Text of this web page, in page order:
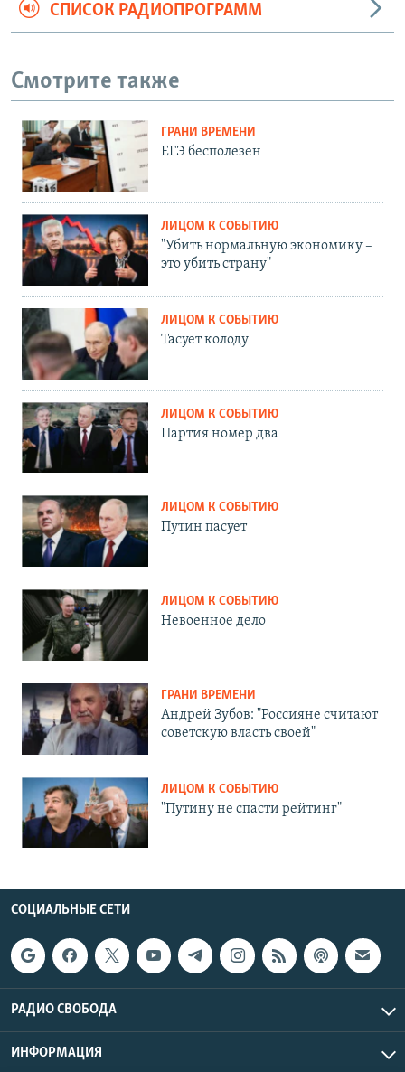
СПИСОК РАДИОПРОГРАММ
Смотрите также
ГРАНИ ВРЕМЕНИ
ЕГЭ бесполезен
ЛИЦОМ К СОБЫТИЮ
"Убить нормальную экономику –
это убить страну"
ЛИЦОМ К СОБЫТИЮ
Тасует колоду
ЛИЦОМ К СОБЫТИЮ
Партия номер два
ЛИЦОМ К СОБЫТИЮ
Путин пасует
ЛИЦОМ К СОБЫТИЮ
Невоенное дело
ГРАНИ ВРЕМЕНИ
Андрей Зубов: "Россияне считают
советскую власть своей"
ЛИЦОМ К СОБЫТИЮ
"Путину не спасти рейтинг"
СОЦИАЛЬНЫЕ СЕТИ
РАДИО СВОБОДА
ИНФОРМАЦИЯ